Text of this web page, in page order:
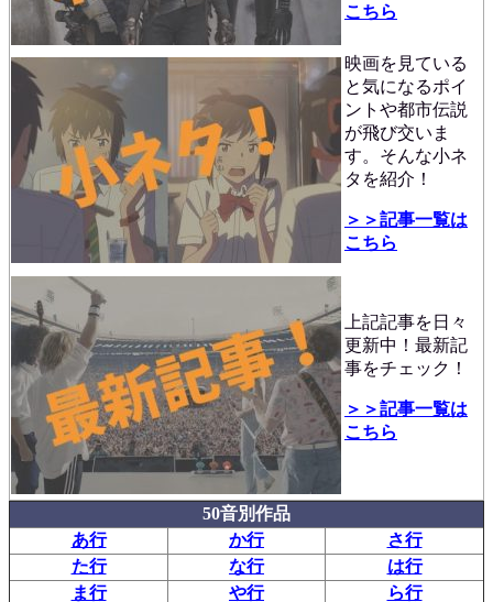
こちら
映画を見ている
と気になるポイ
ントや都市伝説
が飛び交いま
す。そんな小ネ
タを紹介！
＞＞記事一覧は
こちら
上記記事を日々
更新中！最新記
事をチェック！
＞＞記事一覧は
こちら
50音別作品
あ行
か行
さ行
た行
な行
は行
ま行
や行
ら行